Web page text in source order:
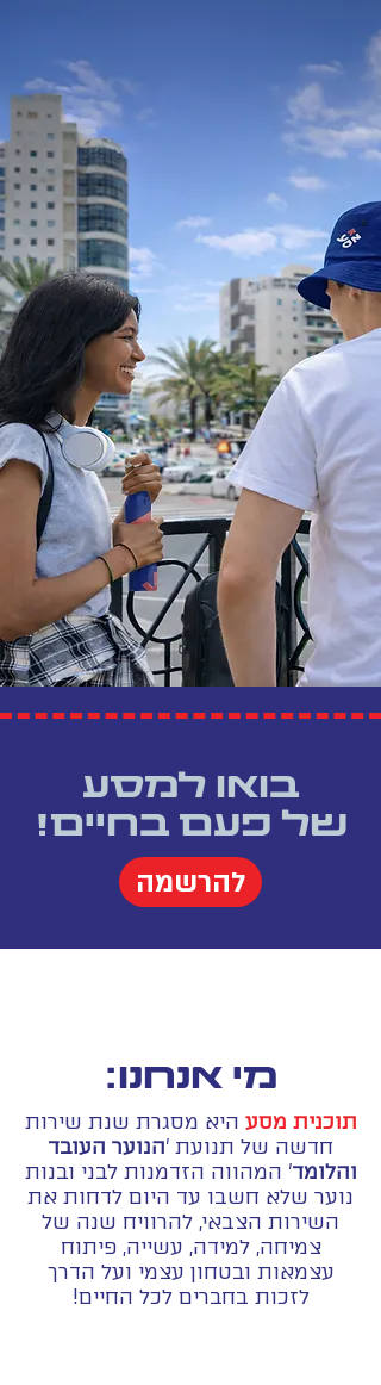
בואו למסע
של פעם בחיים!
להרשמה
מי אנחנו:
תוכנית מסע היא מסגרת שנת שירות
חדשה של תנועת 'הנוער העובד
והלומד' המהווה הזדמנות לבני ובנות
נוער שלא חשבו עד היום לדחות את
השירות הצבאי, להרוויח שנה של
צמיחה, למידה, עשייה, פיתוח
עצמאות ובטחון עצמי ועל הדרך
לזכות בחברים לכל החיים!